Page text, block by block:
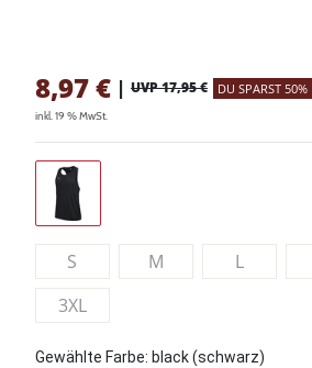
8,97€ | UVP 17,95 € DU SPARST 50%
inkl. 19 % MwSt.
S M L
3XL
Gewählte Farbe: black (schwarz)